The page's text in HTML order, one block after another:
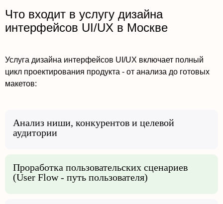
Что входит в услугу дизайна
интерфейсов UI/UX в Москве
Услуга дизайна интерфейсов UI/UX включает полный
цикл проектирования продукта - от анализа до готовых
макетов:
Анализ ниши, конкурентов и целевой
аудитории
Проработка пользовательских сценариев
(User Flow - путь пользователя)